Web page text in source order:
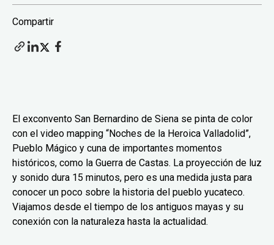
Compartir
El exconvento San Bernardino de Siena se pinta de color
con el video mapping “Noches de la Heroica Valladolid”,
Pueblo Mágico y cuna de importantes momentos
históricos, como la Guerra de Castas. La proyección de luz
y sonido dura 15 minutos, pero es una medida justa para
conocer un poco sobre la historia del pueblo yucateco.
Viajamos desde el tiempo de los antiguos mayas y su
conexión con la naturaleza hasta la actualidad.